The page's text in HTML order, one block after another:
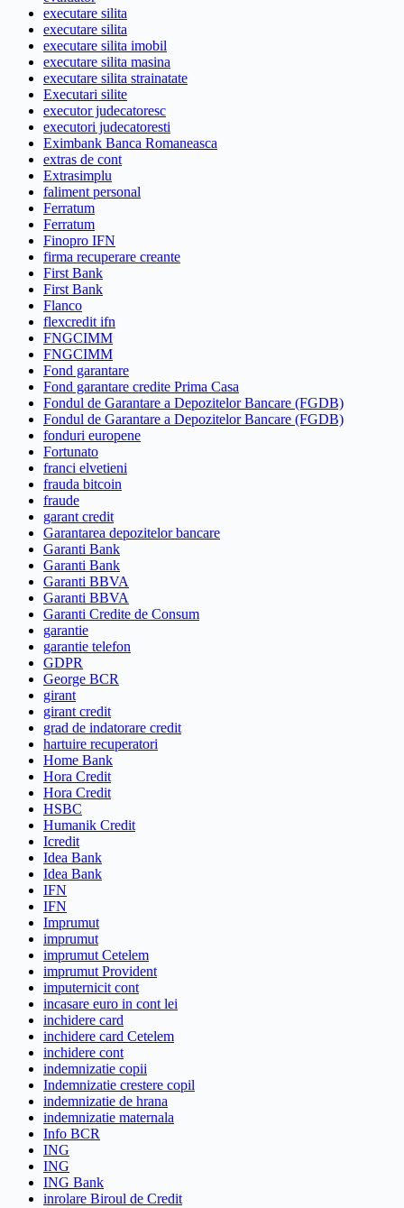
executare silita
executare silita
executare silita imobil
executare silita masina
executare silita strainatate
Executari silite
executor judecatoresc
executori judecatoresti
Eximbank Banca Romaneasca
extras de cont
Extrasimplu
faliment personal
Ferratum
Ferratum
Finopro IFN
firma recuperare creante
First Bank
First Bank
Flanco
flexcredit ifn
FNGCIMM
FNGCIMM
Fond garantare
Fond garantare credite Prima Casa
Fondul de Garantare a Depozitelor Bancare (FGDB)
Fondul de Garantare a Depozitelor Bancare (FGDB)
fonduri europene
Fortunato
franci elvetieni
frauda bitcoin
fraude
garant credit
Garantarea depozitelor bancare
Garanti Bank
Garanti Bank
Garanti BBVA
Garanti BBVA
Garanti Credite de Consum
garantie
garantie telefon
GDPR
George BCR
girant
girant credit
grad de indatorare credit
hartuire recuperatori
Home Bank
Hora Credit
Hora Credit
HSBC
Humanik Credit
Icredit
Idea Bank
Idea Bank
IFN
IFN
Imprumut
imprumut
imprumut Cetelem
imprumut Provident
imputernicit cont
incasare euro in cont lei
inchidere card
inchidere card Cetelem
inchidere cont
indemnizatie copii
Indemnizatie crestere copil
indemnizatie de hrana
indemnizatie maternala
Info BCR
ING
ING
ING Bank
inrolare Biroul de Credit